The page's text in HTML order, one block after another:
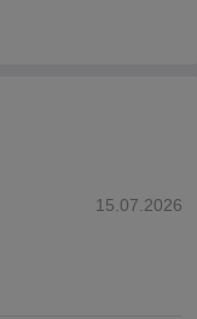
15.07.2026